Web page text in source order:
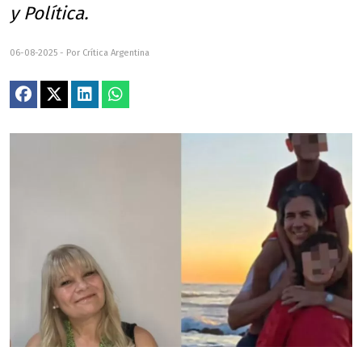
y Política.
06-08-2025 - Por Crítica Argentina